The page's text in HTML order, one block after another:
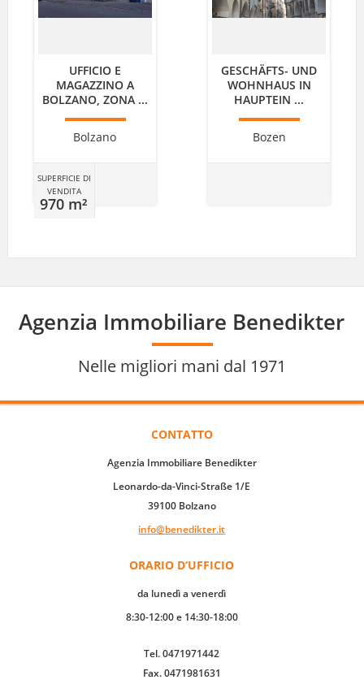
UFFICIO E
MAGAZZINO A
BOLZANO, ZONA ...
Bolzano
SUPERFICIE DI
VENDITA
970 m²
GESCHÄFTS- UND
WOHNHAUS IN
HAUPTEIN ...
Bozen
Agenzia Immobiliare Benedikter
Nelle migliori mani dal 1971
CONTATTO
Agenzia Immobiliare Benedikter
Leonardo-da-Vinci-Straße 1/E
39100 Bolzano
info@benedikter.it
ORARIO D‘UFFICIO
da lunedì a venerdì
8:30-12:00 e 14:30-18:00
Tel. 0471971442
Fax. 0471981631